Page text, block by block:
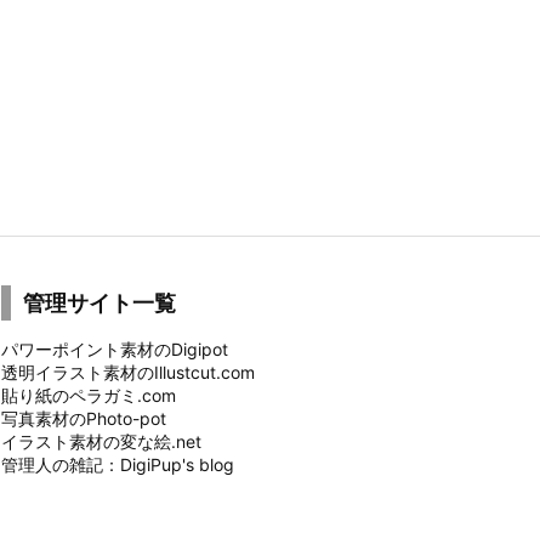
管理サイト一覧
パワーポイント素材のDigipot
透明イラスト素材のIllustcut.com
貼り紙のペラガミ.com
写真素材のPhoto-pot
イラスト素材の変な絵.net
管理人の雑記：DigiPup's blog